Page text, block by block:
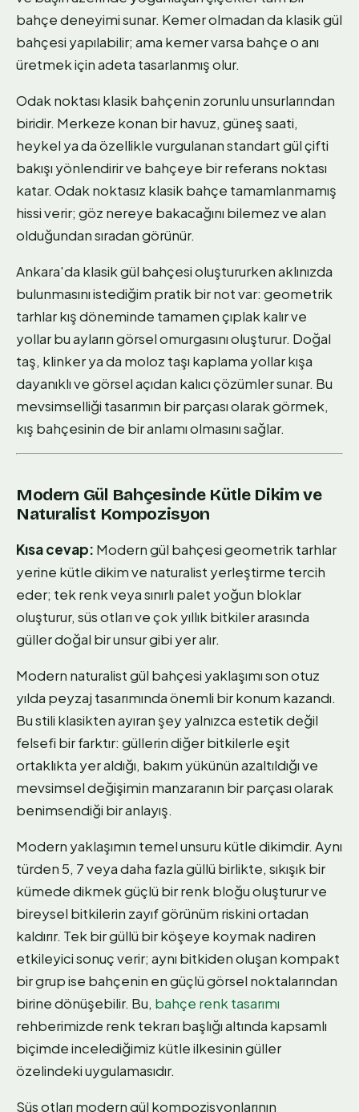
bahçe deneyimi sunar. Kemer olmadan da klasik gül
bahçesi yapılabilir; ama kemer varsa bahçe o anı
üretmek için adeta tasarlanmış olur.
Odak noktası klasik bahçenin zorunlu unsurlarından
biridir. Merkeze konan bir havuz, güneş saati,
heykel ya da özellikle vurgulanan standart gül çifti
bakışı yönlendirir ve bahçeye bir referans noktası
katar. Odak noktasız klasik bahçe tamamlanmamış
hissi verir; göz nereye bakacağını bilemez ve alan
olduğundan sıradan görünür.
Ankara'da klasik gül bahçesi oluştururken aklınızda
bulunmasını istediğim pratik bir not var: geometrik
tarhlar kış döneminde tamamen çıplak kalır ve
yollar bu ayların görsel omurgasını oluşturur. Doğal
taş, klinker ya da moloz taşı kaplama yollar kışa
dayanıklı ve görsel açıdan kalıcı çözümler sunar. Bu
mevsimselliği tasarımın bir parçası olarak görmek,
kış bahçesinin de bir anlamı olmasını sağlar.
Modern Gül Bahçesinde Kütle Dikim ve
Naturalist Kompozisyon
Kısa cevap: Modern gül bahçesi geometrik tarhlar
yerine kütle dikim ve naturalist yerleştirme tercih
eder; tek renk veya sınırlı palet yoğun bloklar
oluşturur, süs otları ve çok yıllık bitkiler arasında
güller doğal bir unsur gibi yer alır.
Modern naturalist gül bahçesi yaklaşımı son otuz
yılda peyzaj tasarımında önemli bir konum kazandı.
Bu stili klasikten ayıran şey yalnızca estetik değil
felsefi bir farktır: güllerin diğer bitkilerle eşit
ortaklıkta yer aldığı, bakım yükünün azaltıldığı ve
mevsimsel değişimin manzaranın bir parçası olarak
benimsendiği bir anlayış.
Modern yaklaşımın temel unsuru kütle dikimdir. Aynı
türden 5, 7 veya daha fazla güllü birlikte, sıkışık bir
kümede dikmek güçlü bir renk bloğu oluşturur ve
bireysel bitkilerin zayıf görünüm riskini ortadan
kaldırır. Tek bir güllü bir köşeye koymak nadiren
etkileyici sonuç verir; aynı bitkiden oluşan kompakt
bir grup ise bahçenin en güçlü görsel noktalarından
birine dönüşebilir. Bu, bahçe renk tasarımı
rehberimizde renk tekrarı başlığı altında kapsamlı
biçimde incelediğimiz kütle ilkesinin güller
özelindeki uygulamasıdır.
Süs otları modern gül kompozisyonlarının